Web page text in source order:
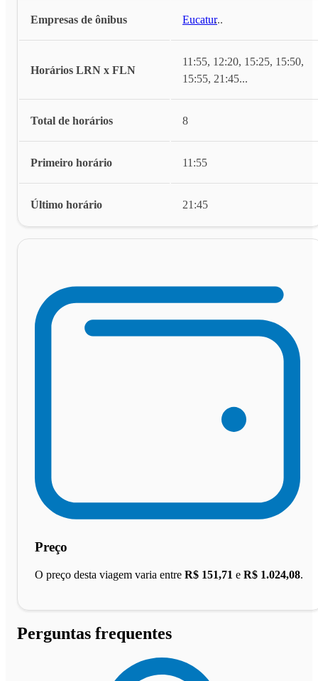
Empresas de ônibus Eucatur...
Horários LRN x FLN
11:55, 12:20, 15:25, 15:50,
15:55, 21:45...
Total de horários 8
Primeiro horário 11:55
Último horário 21:45
Preço
O preço desta viagem varia entre R$ 151,71 e R$ 1.024,08.
Perguntas frequentes